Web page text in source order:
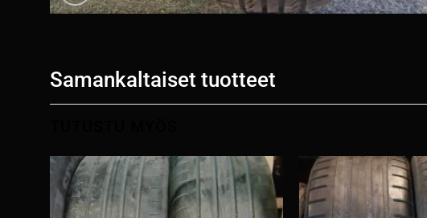
Samankaltaiset tuotteet